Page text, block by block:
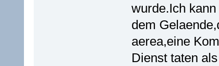
wurde.Ich
dem
aerea,eine
Dienst taten